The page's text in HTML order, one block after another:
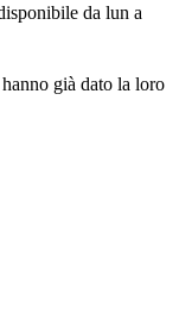
da lun a
già dato la loro